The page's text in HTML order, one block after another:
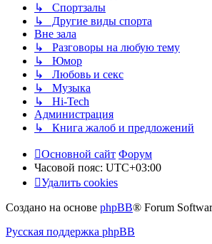
↳ Спортзалы
↳ Другие виды спорта
Вне зала
↳ Разговоры на любую тему
↳ Юмор
↳ Любовь и секс
↳ Музыка
↳ Hi-Tech
Администрация
↳ Книга жалоб и предложений
Основной сайт Форум
Часовой пояс: UTC+03:00
Удалить cookies
Создано на основе phpBB® Forum
Русская поддержка phpBB